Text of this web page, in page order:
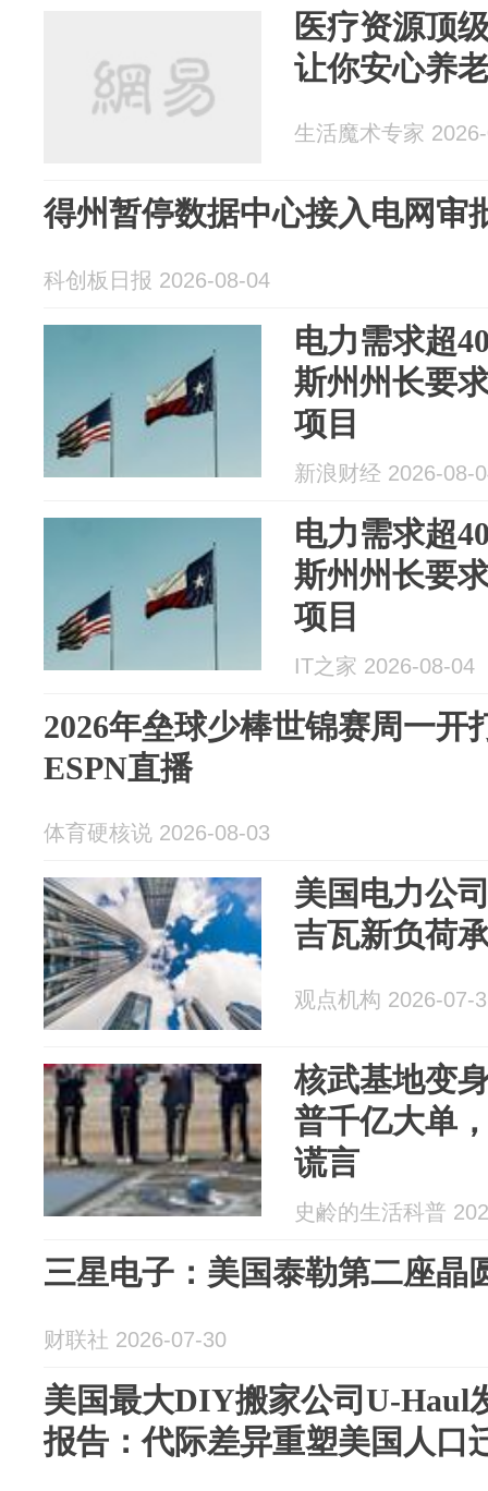
医疗资源顶
让你安心养
生活魔术专家
得州暂停数据中心接入电网审
科创板日报 2026-08-04
电力需求超
斯州州长要
项目
新浪财经 2026-08-
电力需求超
斯州州长要
项目
IT之家 2026-08-04
2026年垒球少棒世锦赛周一开
ESPN直播
体育硬核说 2026-08-03
美国电力公
吉瓦新负荷
观点机构 2026-07-
核武基地变
普千亿大单
谎言
史鹷的生活科普
三星电子：美国泰勒第二座晶
财联社 2026-07-30
美国最大DIY搬家公司U-Haul
报告：代际差异重塑美国人口